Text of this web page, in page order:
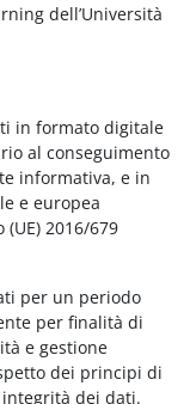
dell’Università
in formato digitale
al conseguimento
informativa, e in
e europea
2016/679
per un periodo
per finalità di
e gestione
dei principi di
dei dati.